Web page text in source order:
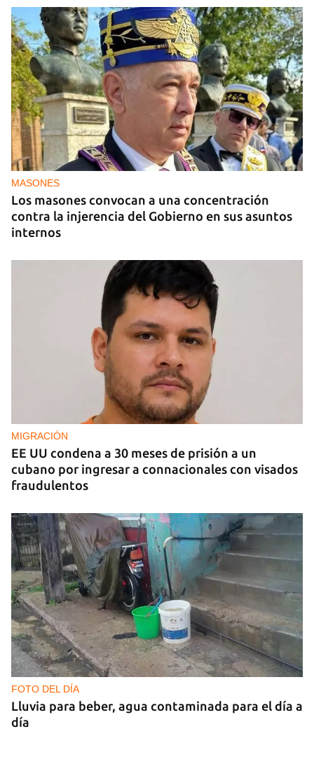
MIAMI
La hija de un diplomático castrista expulsado de
EE UU en 2003 está bajo custodia del ICE
MASONES
Los masones convocan a una concentración
contra la injerencia del Gobierno en sus asuntos
internos
MIGRACIÓN
EE UU condena a 30 meses de prisión a un
cubano por ingresar a connacionales con visados
fraudulentos
FOTO DEL DÍA
Lluvia para beber, agua contaminada para el día a
día